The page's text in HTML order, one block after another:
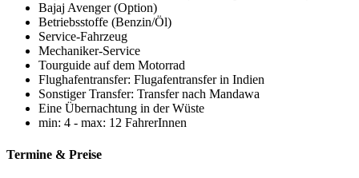
Bajaj Avenger (Option)
Betriebsstoffe (Benzin/Öl)
Service-Fahrzeug
Mechaniker-Service
Tourguide auf dem Motorrad
Flughafentransfer: Flugafentransfer in Indien
Sonstiger Transfer: Transfer nach Mandawa
Eine Übernachtung in der Wüste
min: 4 - max: 12 FahrerInnen
Termine & Preise